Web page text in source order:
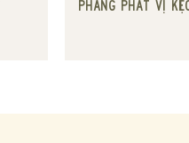
phảng phất vị